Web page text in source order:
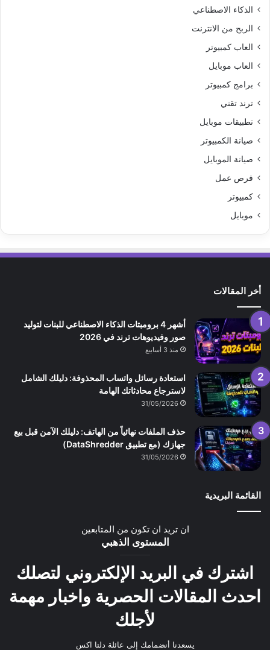
الذكاء الاصطناعي
الربح من الانترنت
العاب كمبيوتر
العاب موبايل
برامج كمبيوتر
ترند تقني
تطبيقات موبايل
صيانة الكمبيوتر
صيانة الموبايل
فرص عمل
كمبيوتر
موبايل
أخر المقالات
أشهر 4 برومبتات الذكاء الاصطناعي للبنات لتوليد
صور وفيديوهات ترند في 2026
منذ 3 أسابيع
استعادة رسائل واتساب المحذوفة: دليلك الشامل
لاسترجاع محادثاتك الهامة
31/05/2026
حذف الملفات نهائياً من الهاتف: دليلك الآمن قبل بيع
جهازك (مع تطبيق DataShredder)
31/05/2026
القائمة البريدية
ان تريد ان تكون من المتابعين
المستوى الذهبي
اشترك في البريد الإلكتروني لتصلك
احدث المقالات الحصرية واخبار مهمة
لأجلك
يسعدنا أنضمامك إلى عائلة دلتا اكس